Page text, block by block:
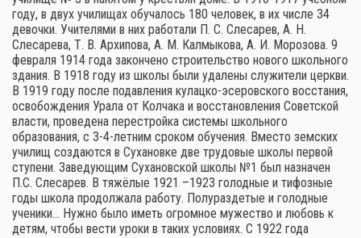
году, в двух училищах обучалось 180 человек, в их числе 34
девочки. Учителями в них работали П. С. Слесарев, А. Н.
Слесарева, Т. В. Архипова, А. М. Калмыкова, А. И. Морозова. 9
февраля 1914 года закончено строительство нового школьного
здания. В 1918 году из школы были удалены служители церкви.
В 1919 году после подавления кулацко-эсеровского восстания,
освобождения Урала от Колчака и восстановления Советской
власти, проведена перестройка системы школьного
образования, с 3-4-летним сроком обучения. Вместо земских
училищ создаются в Сухановке две трудовые школы первой
ступени. Заведующим Сухановской школы №1 был назначен
П.С. Слесарев. В тяжёлые 1921 –1923 голодные и тифозные
годы школа продолжала работу. Полураздетые и голодные
ученики… Нужно было иметь огромное мужество и любовь к
детям, чтобы вести уроки в таких условиях. С 1922 года